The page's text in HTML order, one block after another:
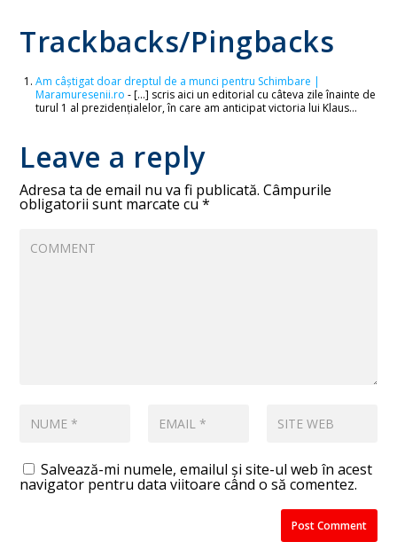
Trackbacks/Pingbacks
Am câștigat doar dreptul de a munci pentru Schimbare |
Maramuresenii.ro - […] scris aici un editorial cu câteva zile înainte de
turul 1 al prezidențialelor, în care am anticipat victoria lui Klaus…
Leave a reply
Adresa ta de email nu va fi publicată. Câmpurile
obligatorii sunt marcate cu*
Salvează-mi numele, emailul și site-ul web în acest
navigator pentru data viitoare când o să comentez.